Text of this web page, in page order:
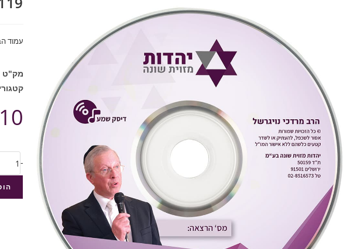
עמוד
מק"ט
10
-